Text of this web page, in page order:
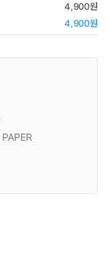
4,900원
4,900원
PAPER